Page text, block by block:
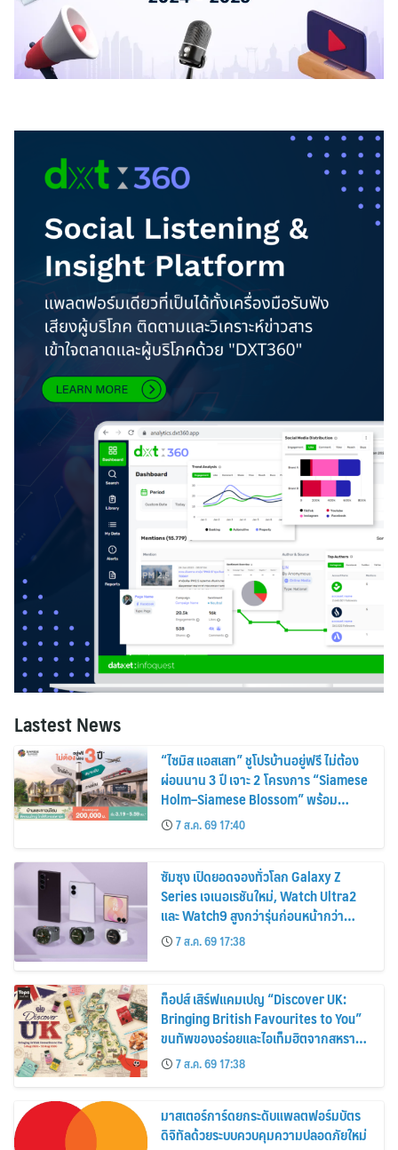
Lastest News
“ไซมิส แอสเสท” ชูโปรบ้านอยู่ฟรี ไม่ต้อง
ผ่อนนาน 3 ปี เจาะ 2 โครงการ “Siamese
Holm–Siamese Blossom” พร้อม
ส่วนลดและสิทธิพิเศษถึง 31 สิงหาคม
2569
7 ส.ค. 69 17:40
ซัมซุง เปิดยอดจองทั่วโลก Galaxy Z
Series เจเนอเรชันใหม่, Watch Ultra2
และ Watch9 สูงกว่ารุ่นก่อนหน้ากว่า
30%7 ส.ค. 69 17:38
ท็อปส์ เสิร์ฟแคมเปญ “Discover UK:
Bringing British Favourites to You”
ขนทัพของอร่อยและไอเท็มฮิตจากสหราช
อาณาจักร ส่งตรงถึงมือตั้งแต่วันนี้ – 18
สิงหาคมนี้
7 ส.ค. 69 17:38
มาสเตอร์การ์ดยกระดับแพลตฟอร์มบัตร
ดิจิทัลด้วยระบบควบคุมความปลอดภัยใหม่